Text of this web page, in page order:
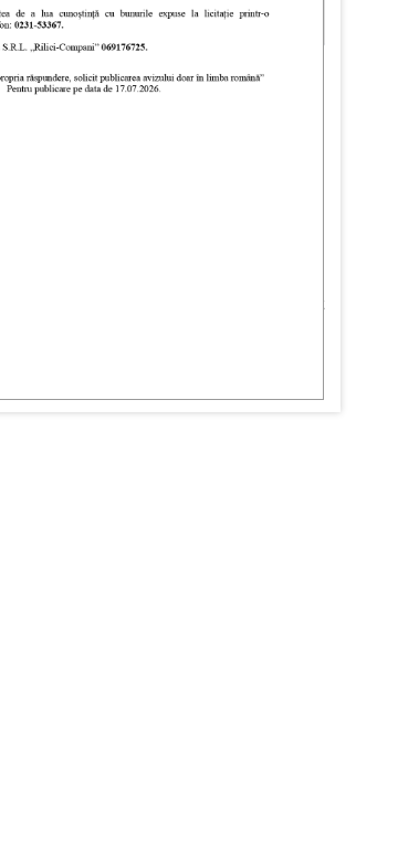
SA continuă restabilirea
de alimentare centralizată cu
de Punctul Termic Individual, instalat